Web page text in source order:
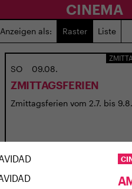
CINEMA
Anzeigen als: Raster Liste
SO 09.08.
ZMITTAGSFERIEN
Zmittagsferien vom 2.7. bis 9.8.